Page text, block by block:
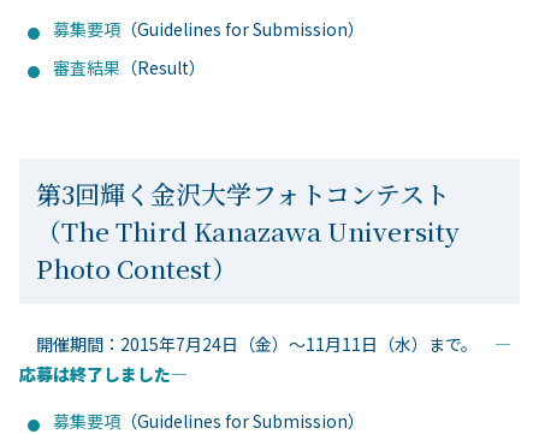
募集要項 （Guidelines for Submission）
審査結果 （Result）
第3回輝く金沢大学フォトコンテスト
（The Third Kanazawa University
Photo Contest）
開催期間：2015年7月24日（金）～11月11日（水）まで。 ―
応募は終了しました―
募集要項 （Guidelines for Submission）